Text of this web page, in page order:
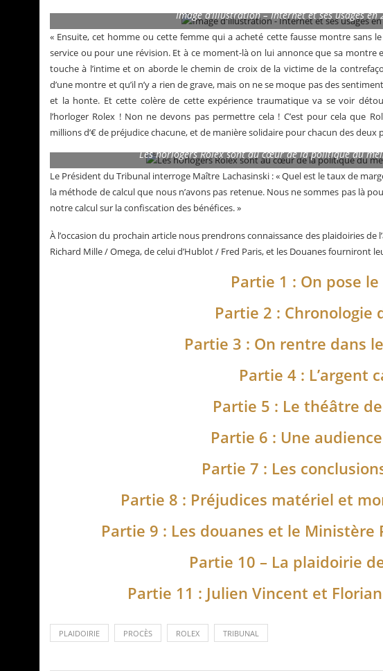
Image d’illustration – Internet et ses usages
« Ensuite, cet homme ou cette femme qui a acheté cette fausse montre sans
service ou pour une révision. Et à ce moment-là on lui annonce que sa montre
touche à l’intime et on aborde le chemin de croix de la victime de la
d’une montre et qu’il n’y a rien de grave, mais on ne se moque pas des
et la honte. Et cette colère de cette expérience traumatique va se voir
l’horloger Rolex ! Non ne devons pas permettre cela ! C’est pour cela que
millions d’€ de préjudice chacune, et de manière solidaire pour chacun des deux
Les horlogers Rolex sont au cœur de la politique du
Le Président du Tribunal interroge Maître Lachasinski : « Quel est le taux de
la méthode de calcul que nous n’avons pas retenue. Nous ne sommes pas là
notre calcul sur la confiscation des bénéfices. »
À l’occasion du prochain article nous prendrons connaissance des plaidoiries
Richard Mille / Omega, de celui d’Hublot / Fred Paris, et les Douanes fourniront
Partie 1 : On pose
Partie 2 : Chronologie
Partie 3 : On rentre dans
Partie 4 : L’argent
Partie 5 : Le théâtre
Partie 6 : Une
Partie 7 : Les
Partie 8 : Préjudices matériel et
Partie 9 : Les douanes et le
Partie 10 – La plaidoirie
Partie 11 : Julien Vincent et
PLAIDOIRIE PROCÈS ROLEX TRIBUNAL